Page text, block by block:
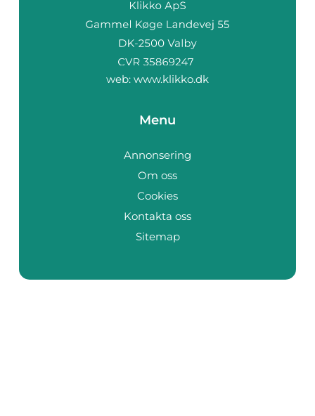
web: www.klikko.dk
Menu
Annonsering
Om oss
Cookies
Kontakta oss
Sitemap